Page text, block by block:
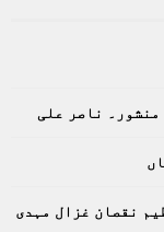
ناصر علی
نقصان غزال مہدی